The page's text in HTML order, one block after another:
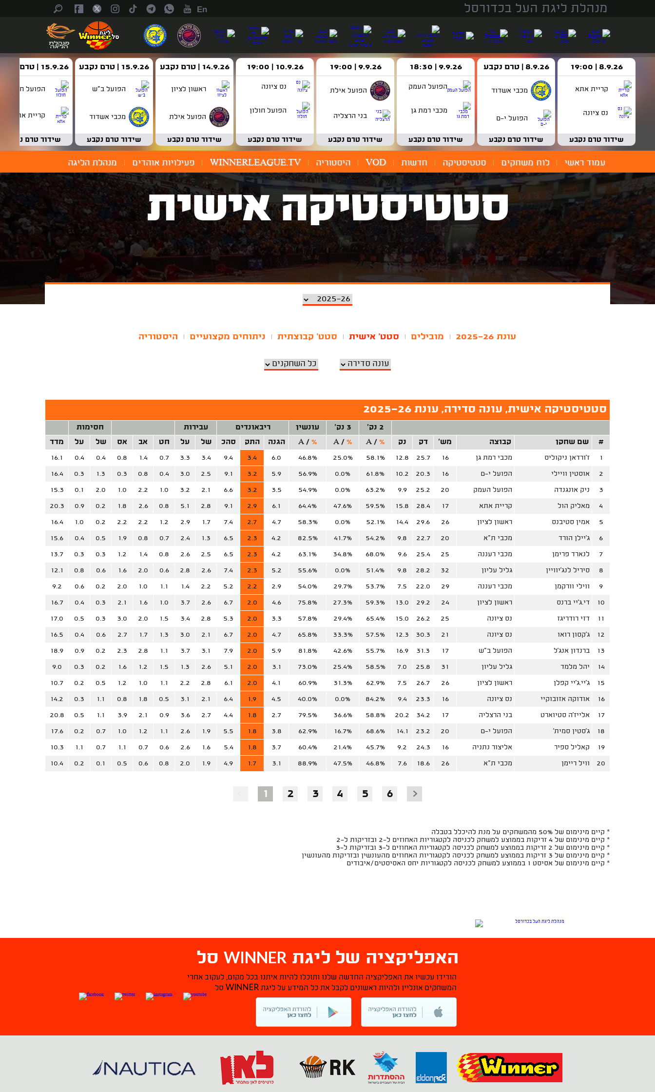
מנהלת ליגת העל בכדורסל En
8.9.26 | 19:00
קריית אתא
נס ציונה
שידור טרם נקבע
8.9.26 | טרם נקבע
מכבי אשדוד
הפועל י-ם
שידור טרם נקבע
9.9.26 | 18:30
הפועל העמק
מכבי רמת גן
שידור טרם נקבע
9.9.26 | 19:00
הפועל אילת
בני הרצליה
שידור טרם נקבע
10.9.26 | 19:00
נס ציונה
הפועל חולון
שידור טרם נקבע
14.9.26 | טרם נקבע
ראשון לציון
הפועל אילת
שידור טרם נקבע
15.9.26 | טרם נקבע
הפועל ב"ש
מכבי אשדוד
שידור טרם נקבע
15.9.26 | טרם נקבע
הפועל חולון
קריית אתא
שידור טרם נקבע
עמוד ראשי לוח משחקים סטטיסטיקה חדשות VOD היסטוריה WINNERLEAGUE.TV פעילויות אוהדים מנהלת הליגה
סטטיסטיקה אישית
עונת 2025-26 מובילים סטט' אישית סטט' קבוצתית ניתוחים מקצועיים היסטוריה
סטטיסטיקה אישית, עונה סדירה, עונת 2025-26
2 נק' 3 נק' עונשין ריבאונדים עבירות
חסימות
#
שם שחקן קבוצה מש' דק נק %
/
A
%
/
A
%
/
A הגנה התק סהכ של על חט אב אס של על מדד
1 ז'ורדאן ניקוליס מכבי רמת גן 16
25.7
12.8
58.1%
25.0%
46.8%
6.0
3.4
9.4
3.4
3.3
0.7
1.4
0.8
0.4
0.4
16.1
2 אוסטין וויילי הפועל י-ם 16
20.3
10.2
61.8%
0.0%
56.9%
5.9
3.2
9.1
2.5
3.0
0.4
0.8
0.3
1.3
0.3
16.4
3 ניק אונגנדה הפועל העמק 20
25.2
9.9
63.2%
0.0%
54.9%
3.5
3.2
6.6
2.1
3.2
1.0
2.2
1.0
2.0
0.1
15.3
4 מאליק הול קריית אתא 17
28.4
15.8
59.5%
47.6%
64.4%
6.1
2.9
9.1
2.8
5.1
0.8
2.6
1.8
0.2
0.9
20.3
5 אמין סטיבנס ראשון לציון 26
29.6
14.4
52.1%
0.0%
58.3%
4.7
2.7
7.4
1.7
2.9
1.2
2.2
2.2
0.2
1.0
16.4
6 ג'יילן הורד מכבי ת"א 20
22.7
9.8
54.2%
41.7%
82.5%
4.2
2.3
6.5
1.3
2.4
0.7
0.8
1.9
0.5
0.4
15.6
7 לנארד פרימן מכבי רעננה 25
25.4
9.6
68.0%
34.8%
63.1%
4.2
2.3
6.5
2.5
2.6
0.8
1.4
1.2
0.3
0.3
13.7
8 סיריל לנג'יוויין גליל עליון 32
28.2
9.8
51.4%
0.0%
55.6%
5.2
2.3
7.4
2.6
2.8
0.6
2.0
1.6
0.6
0.8
12.1
9 ווילי וורקמן מכבי רעננה 29
22.0
7.5
53.7%
29.7%
54.0%
2.9
2.2
5.2
2.2
1.4
1.1
1.0
2.0
0.2
0.6
9.2
10 די.ג'יי ברנס ראשון לציון 24
29.2
13.0
59.3%
27.3%
75.8%
4.6
2.0
6.7
2.6
3.7
1.0
1.6
2.1
0.3
0.4
16.7
11 דזי רודריגז נס ציונה 25
26.2
15.0
65.4%
29.4%
57.8%
3.3
2.0
5.3
2.8
3.4
1.5
2.0
3.0
0.3
0.5
17.0
12 ג'קסון רואו נס ציונה 21
30.3
12.3
57.5%
33.3%
65.8%
4.7
2.0
6.7
2.1
3.0
1.3
1.7
2.7
0.6
0.4
16.5
13 ברנדון אנג'ל הפועל ב"ש 17
31.3
16.9
55.7%
42.6%
81.8%
5.9
2.0
7.9
3.1
3.7
1.1
2.8
2.3
0.2
0.9
18.9
14 יהל מלמד גליל עליון 31
25.8
7.0
58.5%
25.4%
73.0%
3.1
2.0
5.1
2.6
1.3
1.5
1.2
1.6
0.2
0.3
9.0
15 ג'יי.ג'יי קפלן ראשון לציון 26
26.7
7.5
62.9%
31.3%
60.9%
4.1
2.0
6.1
2.8
2.2
1.1
1.0
1.2
0.5
0.2
10.7
16 אודוקה אזובוקיי נס ציונה 16
23.3
9.4
84.2%
0.0%
40.0%
4.5
1.9
6.4
2.1
3.1
0.5
1.8
0.8
1.1
0.3
14.2
17 אלייז'ה סטיוארט בני הרצליה 17
34.2
20.2
58.8%
36.6%
79.5%
2.7
1.8
4.4
2.7
3.6
0.9
2.1
3.9
1.1
0.5
20.8
18 ג'סטין סמית' הפועל י-ם 20
23.2
14.1
68.6%
16.7%
62.9%
3.8
1.8
5.5
1.9
2.6
1.1
1.2
1.0
0.7
0.2
17.6
19 קאליל ספיר אליצור נתניה 16
24.3
9.2
45.7%
21.4%
60.4%
3.7
1.8
5.4
1.6
2.6
0.6
0.7
1.1
0.7
1.1
10.3
20 וויל ריימן מכבי ת"א 26
18.6
7.6
46.8%
47.5%
88.9%
3.1
1.7
4.9
1.9
2.0
0.8
0.6
0.5
0.1
0.2
10.4
1 2 3 4 5 6
* קיים מינימום של 50% מהמשחקים על מנת להיכלל בטבלה
* קיים מינימום של 4 זריקות בממוצע למשחק לכניסה לקטגוריות האחוזים ל-2 ובזריקות ל-2
* קיים מינימום של 2 זריקות בממוצע למשחק לכניסה לקטגוריות האחוזים ל-3 ובזריקות ל-3
* קיים מינימום של 3 זריקות בממוצע למשחק לכניסה לקטגוריות האחוזים מהעונשין ובזריקות מהעונשין
* קיים מינימום של אסיסט 1 בממוצע למשחק לכניסה לקטגוריות יחס האסיסטים/איבודים
האפליקציה של ליגת WINNER סל
הורידו עכשיו את האפליקציה החדשה שלנו ותוכלו להיות איתנו בכל מקום, לעקוב אחרי
המשחקים אונליין ולהיות ראשונים לקבל את כל המידע על ליגת WINNER סל